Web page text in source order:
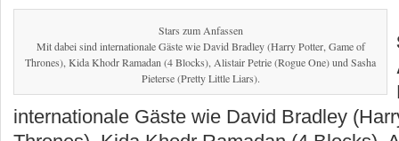
Stars zum Anfassen
Mit dabei sind internationale Gäste wie David Bradley (Harry Potter, Game of
Thrones), Kida Khodr Ramadan (4 Blocks), Alistair Petrie (Rogue One) und Sasha
Pieterse (Pretty Little Liars).
internationale Gäste wie David Bradley